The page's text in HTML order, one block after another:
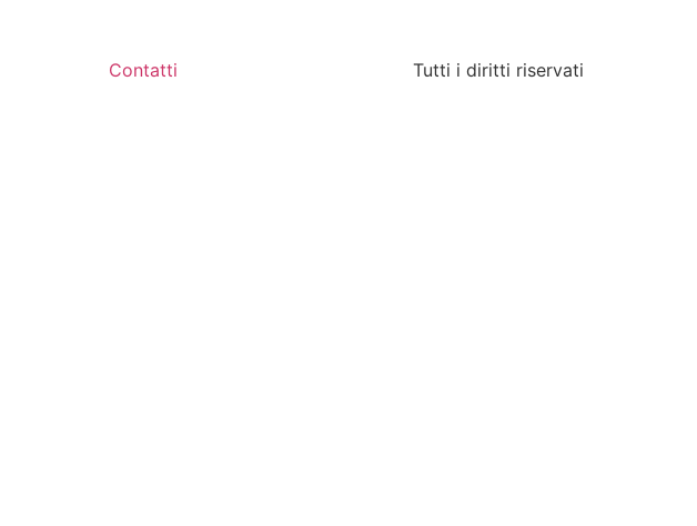
Contatti Tutti i diritti riservati